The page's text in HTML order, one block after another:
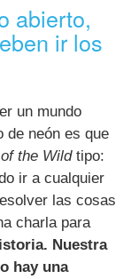
abierto,
ir los
un mundo
de neón es que
the Wildtipo:
ir a cualquier
las cosas
charla para
Nuestra
hay una